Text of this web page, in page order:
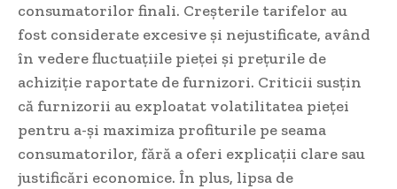
consumatorilor finali. Creșterile tarifelor au
fost considerate excesive și nejustificate, având
în vedere fluctuațiile pieței și prețurile de
achiziție raportate de furnizori. Criticii susțin
că furnizorii au exploatat volatilitatea pieței
pentru a-și maximiza profiturile pe seama
consumatorilor, fără a oferi explicații clare sau
justificări economice. În plus, lipsa de